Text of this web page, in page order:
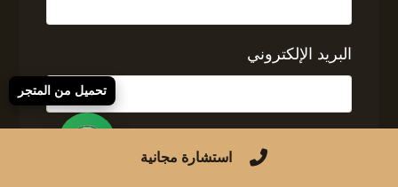
البريد الإلكتروني
استشارة مجانية
تحميل من المتجر